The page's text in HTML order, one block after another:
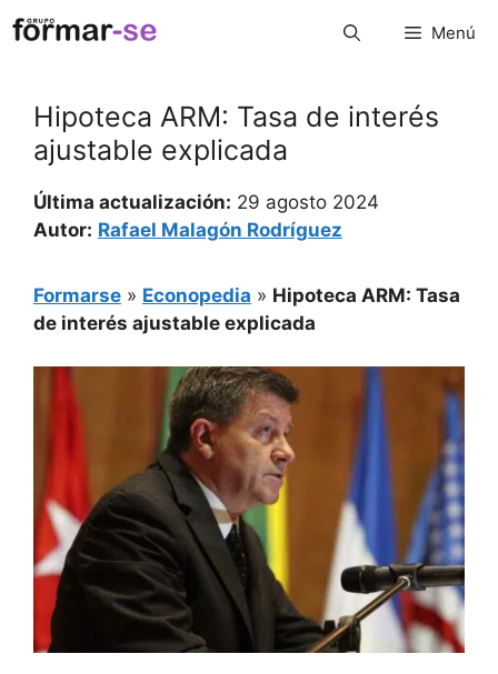
Saltar
al
Menú
Hipoteca ARM: Tasa de interés
ajustable explicada
Última actualización: 29 agosto 2024
Autor: Rafael Malagón Rodríguez
Formarse » Econopedia » Hipoteca ARM: Tasa
de interés ajustable explicada